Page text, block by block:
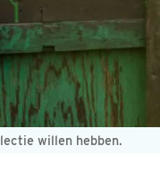
willen hebben.